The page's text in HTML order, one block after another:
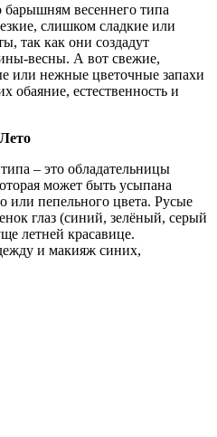
барышням весеннего типа
слишком сладкие или
так как они создадут
весны. А вот свежие,
или нежные цветочные запахи
обаяние, естественность и
Лето
– это обладательницы
может быть усыпана
или пепельного цвета. Русые
глаз (синий, зелёный, серый
летней красавице.
и макияж синих,